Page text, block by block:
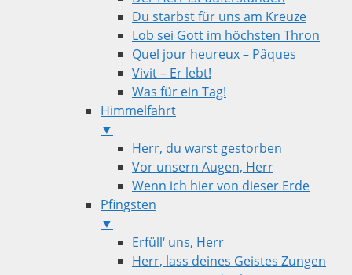
Du starbst für uns am Kreuze
Lob sei Gott im höchsten Thron
Quel jour heureux – Pâques
Vivit – Er lebt!
Was für ein Tag!
Himmelfahrt
▼
Herr, du warst gestorben
Vor unsern Augen, Herr
Wenn ich hier von dieser Erde
Pfingsten
▼
Erfüll‘ uns, Herr
Herr, lass deines Geistes Zungen